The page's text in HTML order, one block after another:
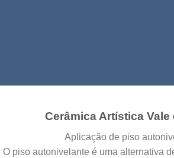
Cerâmica Artística Vale
Aplicação de piso
O piso autonivelante é uma alternativa